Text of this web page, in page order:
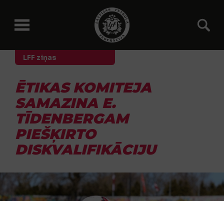
LFF ziņas
ĒTIKAS KOMITEJA
SAMAZINA E.
TĪDENBERGAM
PIEŠĶIRTO
DISKVALIFIKĀCIJU